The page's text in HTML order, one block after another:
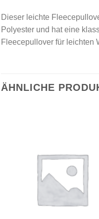
Dieser leichte
Polyester und hat eine
Fleecepullover für leichten
ÄHNLICHE